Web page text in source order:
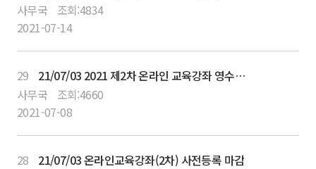
사무국
조회:4834
2021-07-14
29
21/07/03 2021 제2차 온라인 교육강좌 영수증 및 참가확인증 출력안내
사무국
조회:4660
2021-07-08
28
21/07/03 온라인교육강좌(2차) 사전등록 마감